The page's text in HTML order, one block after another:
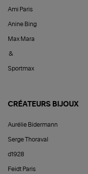
Ami Paris
Anine Bing
Max Mara
&
Sportmax
CRÉATEURS BIJOUX
Aurélie Bidermann
Serge Thoraval
d1928
Feidt Paris